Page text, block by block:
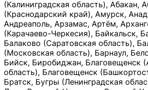
(Калиниградская область), Абакан,
(Краснодарский край), Амурск,
Андреаполь, Арзамас, Артём,
(Карачаево-Черкесия), Байкальск,
Балаково (Саратовская область),
(Московская область), Барнаул,
Бийск, Биробиджан, Благовещенск
область), Благовещенск
Братск, Бугры (Ленинградская